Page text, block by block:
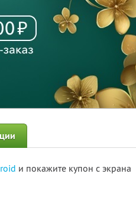
и покажите купон с экрана